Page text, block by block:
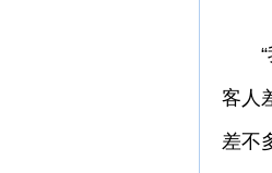
“我
客人
差不